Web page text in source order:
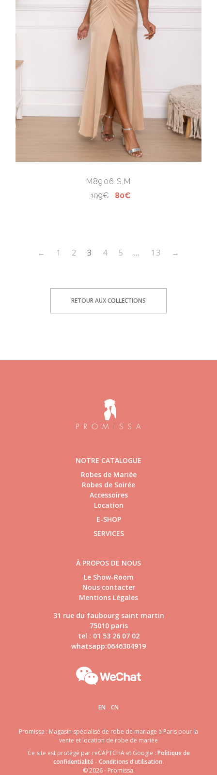
M8906 S,M
109€
80€
← 1 2 3 4 5 … 13 →
RETOUR AUX COLLECTIONS
NOTRE CATALOGUE
Robes de Mariée
Robes de Soirée
Accessoires
Location
E-SHOP
SERVICES
À PROPOS DE NOUS
Le Show-Room
Nous contacter
Mentions Légales
31 rue du faubourg saint martin
75010 paris
tel : 01 53 26 07 02
whatsapp:0646304919
EN CN
Promissa : Magasin spécialisé de robe de mariage à Paris pour la
vente et location de robe de mariée
Ce site est protégé par reCAPTCHA et Google : Politique de
confidentialité - Conditions d'utilisation.
© 2026 - Promissa.